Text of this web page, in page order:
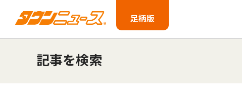
足柄版
記事を検索